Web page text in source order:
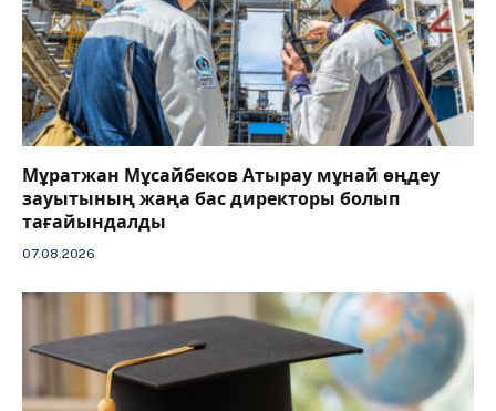
Мұратжан Мұсайбеков Атырау мұнай өңдеу
зауытының жаңа бас директоры болып
тағайындалды
07.08.2026